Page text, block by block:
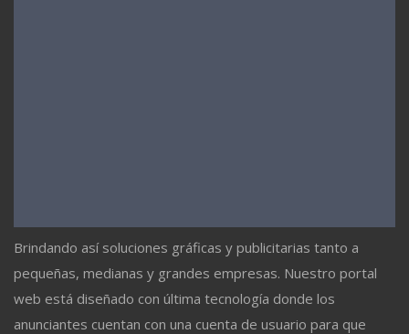
Brindando así soluciones gráficas y publicitarias tanto a
pequeñas, medianas y grandes empresas. Nuestro portal
web está diseñado con última tecnología donde los
anunciantes cuentan con una cuenta de usuario para que